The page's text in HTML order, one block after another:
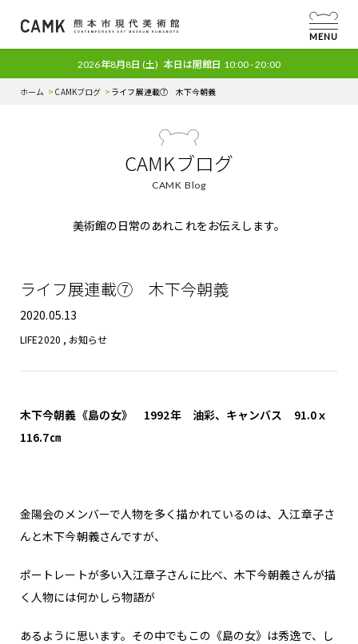
MENU
2026年8月8日 (土) 本日は開館日 10:00 - 20:00
ホーム CAMKブログ ライフ展連載⑦ 木下今朝義
CAMKブログ
CAMK Blog
美術館の日常のあれこれをお伝えします。
ライフ展連載⑦ 木下今朝義
2020.05.13
LIFE2020 , お知らせ
木下今朝義《島の女》 1992年 油彩、キャンバス 91.0ｘ
116.7㎝
金陽会のメンバーで人物を多く描かれているのは、入江章子さ
んと木下今朝義さんですが、
ポートレートが多い入江章子さんに比べ、木下今朝義さんが描
く人物には何かしら物語が
あるように思います。その中でもこの《島の女》は秀逸で、し